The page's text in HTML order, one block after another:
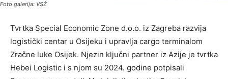
Foto galerija: VSŽ
Tvrtka Special Economic Zone d.o.o. iz Zagreba razvija
logistički centar u Osijeku i upravlja cargo terminalom
Zračne luke Osijek. Njezin ključni partner iz Azije je tvrtka
Hebei Logistic i s njom su 2024. godine potpisali